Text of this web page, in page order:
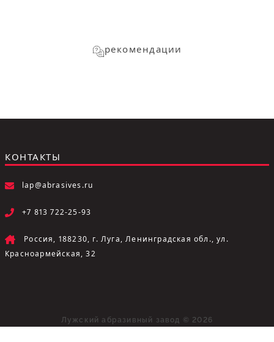
рекомендации
КОНТАКТЫ
lap@abrasives.ru
+7 813 722-25-93
Россия, 188230, г. Луга, Ленинградская обл., ул.
Красноармейская, 32
Лужский абразивный завод © 2026